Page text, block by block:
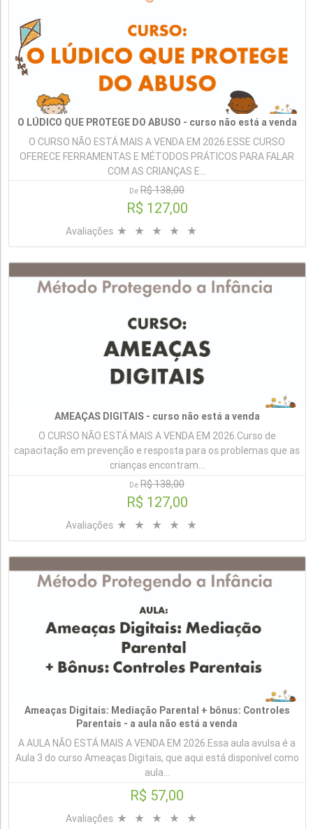
O LÚDICO QUE PROTEGE DO ABUSO - curso não está a venda
O CURSO NÃO ESTÁ MAIS A VENDA EM 2026.ESSE CURSO
OFERECE FERRAMENTAS E MÉTODOS PRÁTICOS PARA FALAR
COM AS CRIANÇAS E...
De R$ 138,00
R$ 127,00
Avaliações
AMEAÇAS DIGITAIS - curso não está a venda
O CURSO NÃO ESTÁ MAIS A VENDA EM 2026.Curso de
capacitação em prevenção e resposta para os problemas que as
crianças encontram...
De R$ 138,00
R$ 127,00
Avaliações
Ameaças Digitais: Mediação Parental + bônus: Controles
Parentais - a aula não está a venda
A AULA NÃO ESTÁ MAIS A VENDA EM 2026.Essa aula avulsa é a
Aula 3 do curso Ameaças Digitais, que aqui está disponível como
aula...
R$ 57,00
Avaliações